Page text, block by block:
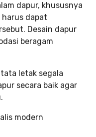
dapur, khususnya
dapat
Desain dapur
beragam
letak segala
secara baik agar